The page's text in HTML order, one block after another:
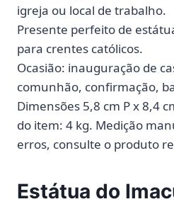
igreja ou local de trabalho.
Presente perfeito de
para crentes católicos.
Ocasião: inauguração de
comunhão, confirmação,
Dimensões 5,8 cm P x 8,4
do item: 4 kg. Medição
erros, consulte o produto
Estátua do